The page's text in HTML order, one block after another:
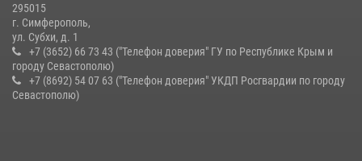
295015
г. Симферополь,
ул. Субхи, д. 1
+7 (3652) 66 73 43 ("Телефон доверия" ГУ по Республике Крым и
городу Севастополю)
+7 (8692) 54 07 63 ("Телефон доверия" УКДП Росгвардии по городу
Севастополю)